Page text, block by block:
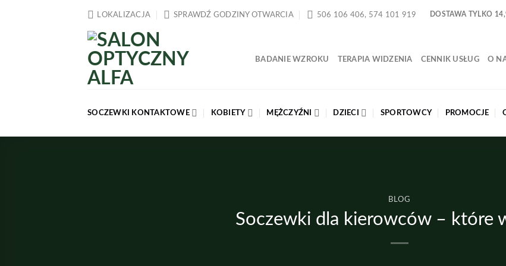
LOKALIZACJA SPRAWDŹ GODZINY OTWARCIA 506 106 406, 574 101 919 DOSTAWA TYLKO
BADANIE WZROKU TERAPIA WIDZENIA CENNIK USŁUG O
SOCZEWKI KONTAKTOWE KOBIETY MĘŻCZYŹNI DZIECI SPORTOWCY PROMOCJE
BLOG
Soczewki dla kierowców – które